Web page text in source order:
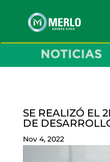
SE REALIZÓ EL
DE
Nov 4, 2022